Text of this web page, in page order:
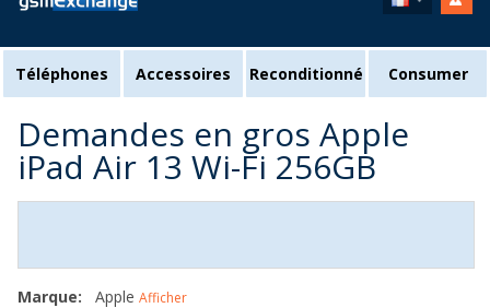
Téléphones Accessoires Reconditionné Consumer
Demandes en gros Apple
iPad Air 13 Wi-Fi 256GB
Marque: Apple Afficher